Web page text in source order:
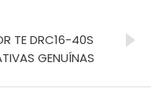
TE DRC16-40S
GENUÍNAS